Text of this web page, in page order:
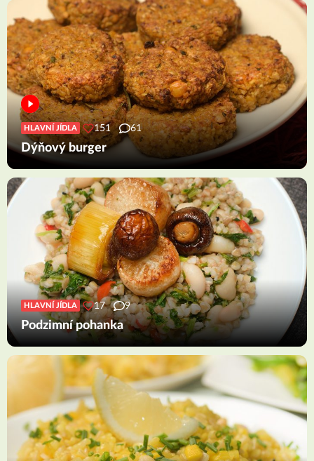
HLAVNÍ JÍDLA 151 61
Dýňový burger
HLAVNÍ JÍDLA 17 9
Podzimní pohanka